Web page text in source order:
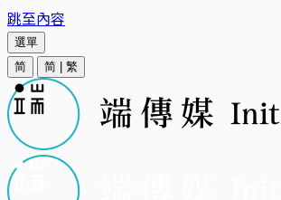
跳至內容
選單
简
简 繁